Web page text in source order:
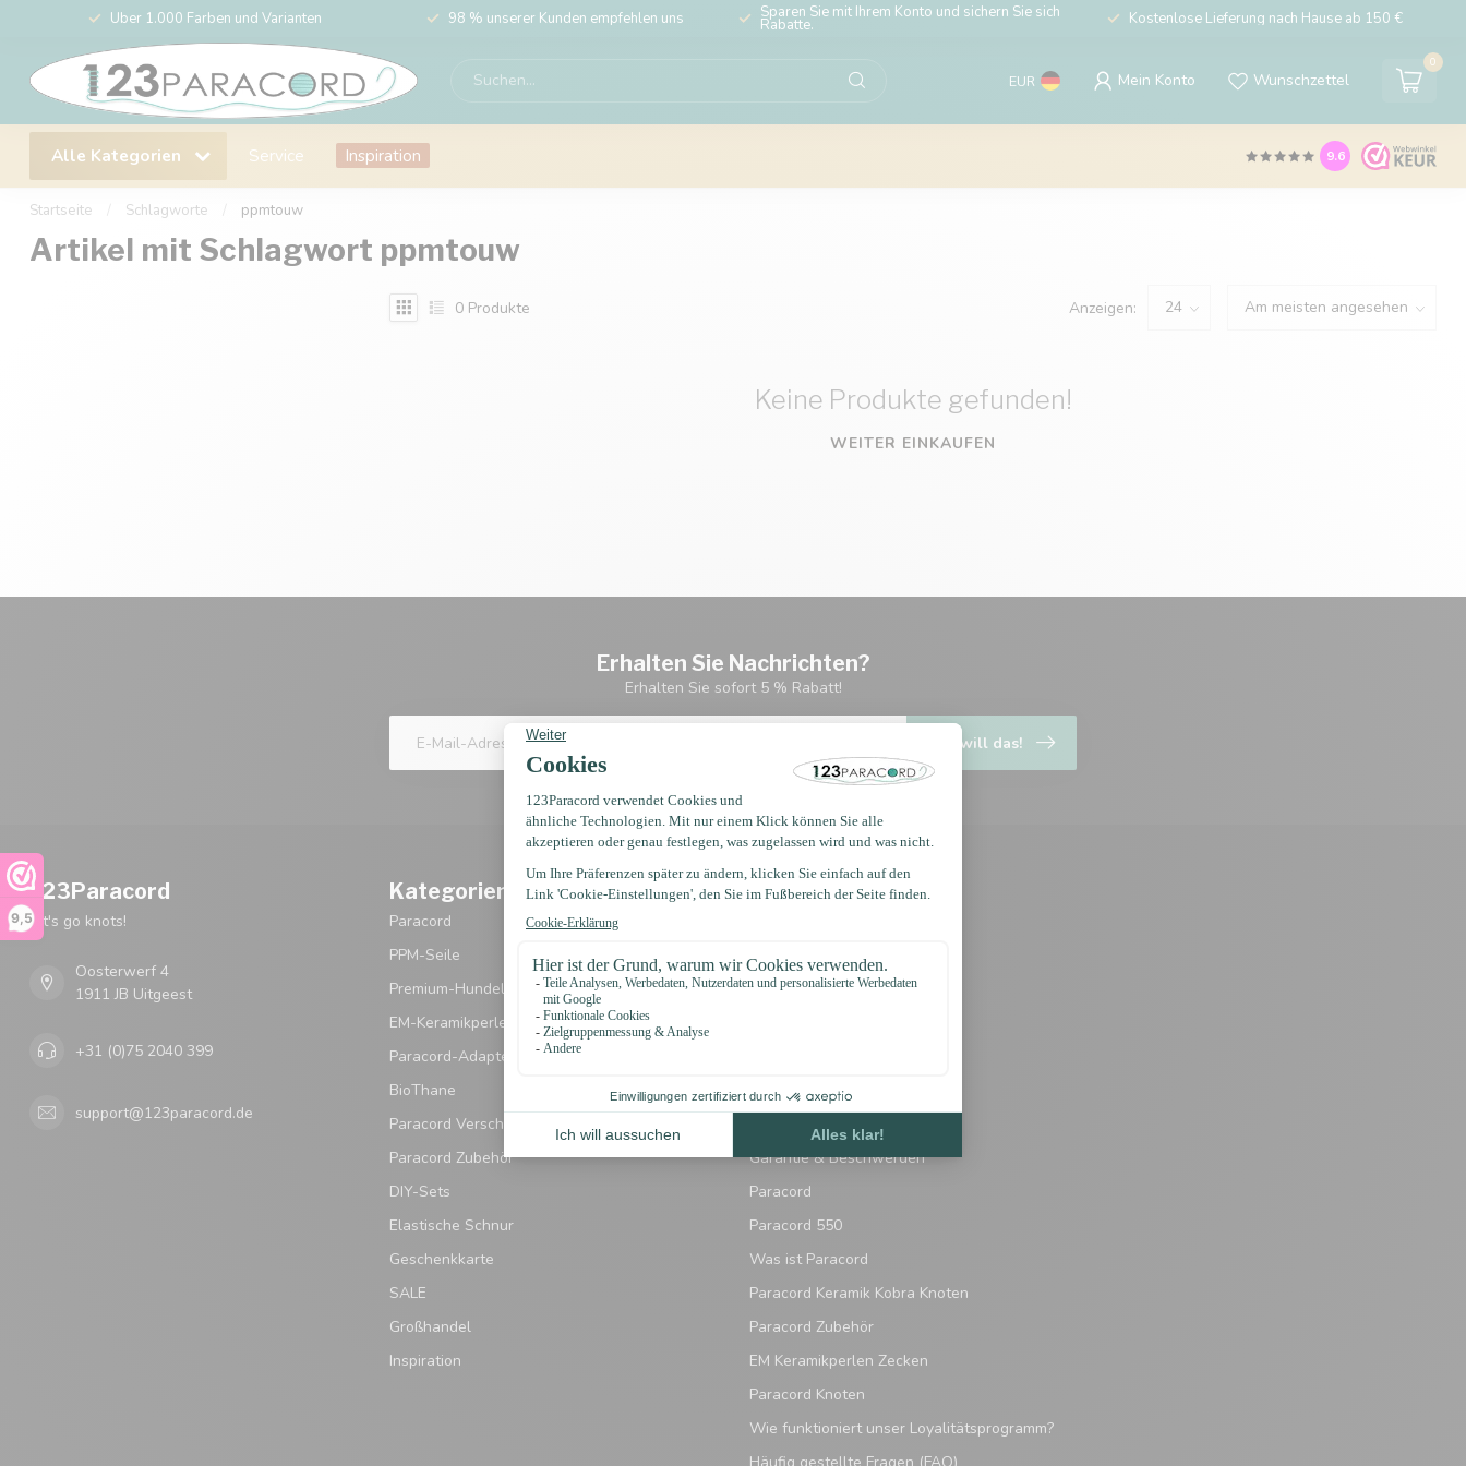
9,5
Über 1.000 Farben und Varianten 98 % unserer Kunden empfehlen uns Sparen Sie mit Ihrem Konto und sichern Sie sich
Rabatte. Kostenlose Lieferung nach Hause ab 150 €
EUR Mein Konto Wunschzettel
0
Alle Kategorien Service Inspiration 9.6
Startseite Schlagworte ppmtouw
Artikel mit Schlagwort ppmtouw
0 Produkte Anzeigen:
Keine Produkte gefunden!
WEITER EINKAUFEN
Erhalten Sie Nachrichten?
Erhalten Sie sofort 5 % Rabatt!
Ich will das!
123Paracord
let's go knots!
Oosterwerf 4
1911 JB Uitgeest
+31 (0)75 2040 399
support@123paracord.de
Kategorien
Paracord
PPM-Seile
Premium-Hundeleine
EM-Keramikperlen
Paracord-Adapter
BioThane
Paracord Verschlüsse
Paracord Zubehör
DIY-Sets
Elastische Schnur
Geschenkkarte
SALE
Großhandel
Inspiration
Informationen
Impressum
Datenschutzerklärung
Kundenservice
Garantie & Beschwerden
Paracord
Paracord 550
Was ist Paracord
Paracord Keramik Kobra Knoten
Paracord Zubehör
EM Keramikperlen Zecken
Paracord Knoten
Wie funktioniert unser Loyalitätsprogramm?